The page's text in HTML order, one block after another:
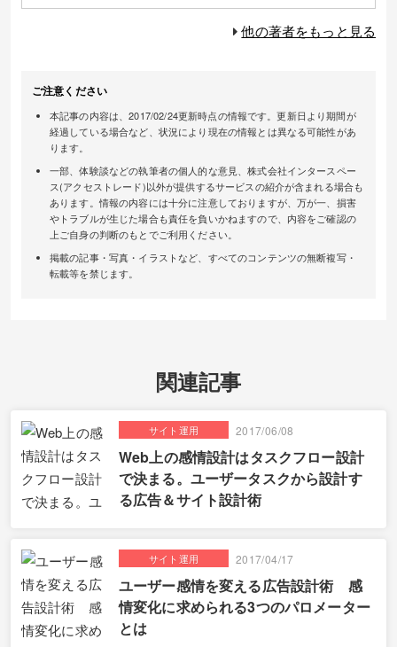
他の著者をもっと見る
ご注意ください
本記事の内容は、2017/02/24更新時点の情報です。更新日より期間が
経過している場合など、状況により現在の情報とは異なる可能性があ
ります。
一部、体験談などの執筆者の個人的な意見、株式会社インタースペー
ス(アクセストレード)以外が提供するサービスの紹介が含まれる場合も
あります。情報の内容には十分に注意しておりますが、万が一、損害
やトラブルが生じた場合も責任を負いかねますので、内容をご確認の
上ご自身の判断のもとでご利用ください。
掲載の記事・写真・イラストなど、すべてのコンテンツの無断複写・
転載等を禁じます。
関連記事
サイト運用 2017/06/08
Web上の感情設計はタスクフロー設計
で決まる。ユーザータスクから設計す
る広告＆サイト設計術
サイト運用 2017/04/17
ユーザー感情を変える広告設計術 感
情変化に求められる3つのパロメーター
とは